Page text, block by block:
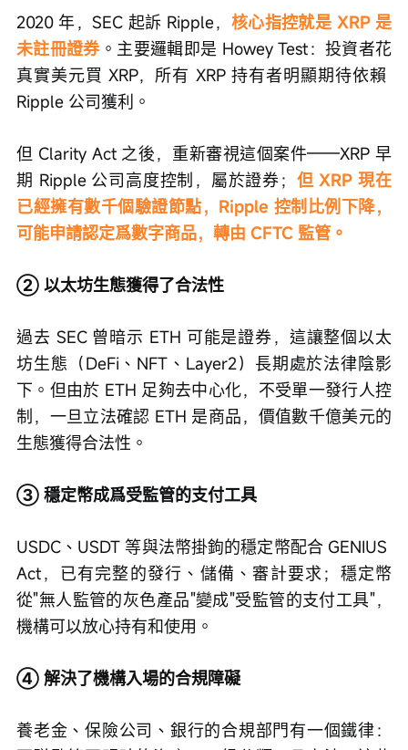
2020 年，SEC 起訴 Ripple， 核心指控就是 XRP 是
未註冊證券。主要邏輯即是 Howey Test：投資者花
真實美元買 XRP，所有 XRP 持有者明顯期待依賴
Ripple 公司獲利。
但 Clarity Act 之後，重新審視這個案件——XRP 早
期 Ripple 公司高度控制，屬於證券； 但 XRP 現在
已經擁有數千個驗證節點，Ripple 控制比例下降，
可能申請認定爲數字商品，轉由 CFTC 監管。
② 以太坊生態獲得了合法性
過去 SEC 曾暗示 ETH 可能是證券，這讓整個以太
坊生態（DeFi、NFT、Layer2）長期處於法律陰影
下。但由於 ETH 足夠去中心化，不受單一發行人控
制，一旦立法確認 ETH 是商品，價值數千億美元的
生態獲得合法性。
③ 穩定幣成爲受監管的支付工具
USDC、USDT 等與法幣掛鉤的穩定幣配合 GENIUS
Act，已有完整的發行、儲備、審計要求；穩定幣
從"無人監管的灰色產品"變成"受監管的支付工具"，
機構可以放心持有和使用。
④ 解決了機構入場的合規障礙
養老金、保險公司、銀行的合規部門有一個鐵律：